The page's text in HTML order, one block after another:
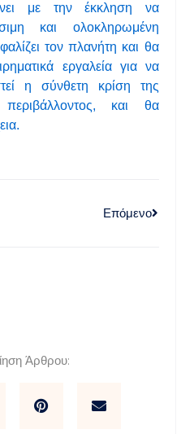
με την έκκληση να
και ολοκληρωμένη
τον πλανήτη και θα
εργαλεία για να
η σύνθετη κρίση της
και θα
Επόμενο
Άρθρου: